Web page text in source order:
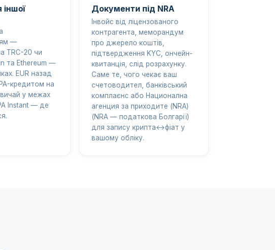
—
TRC-20 чи
та Ethereum —
EUR назад
кредитом на
у межах
Instant — де
Документи під NRA
Інвойс від ліцензованого
контрагента, меморандум
про джерело коштів,
підтвердження KYC, ончейн-
квитанція, слід розрахунку.
Саме те, чого чекає ваш
счетоводител, банківський
комплаєнс або Национална
агенция за приходите (NRA)
(NRA — податкова Болгарії)
для запису крипта↔фіат у
вашому обліку.